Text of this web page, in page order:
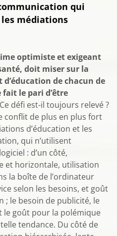
qui
médiations
optimiste et exigeant
doit miser sur la
de chacun de
fait le pari d’être
Ce défi est-il toujours relevé ?
conflit de plus en plus fort
d’éducation et les
qui n’utilisent
: d’un côté,
et horizontale, utilisation
la boîte de l’ordinateur
selon les besoins, et goût
le besoin de publicité, le
le goût pour la polémique
tendance. Du côté de